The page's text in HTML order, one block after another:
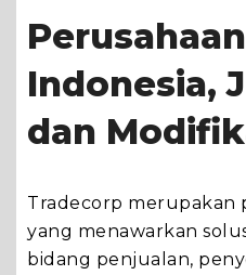
Indonesia,
dan
Tradecorp merupakan
yang menawarkan
bidang penjualan,